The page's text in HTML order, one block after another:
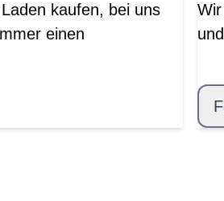
kaufen, bei uns
einen